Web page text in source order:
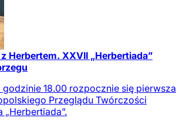
Herbertem. XXVII „Herbertiada”
18.00 rozpocznie się pierwsza
Przeglądu Twórczości